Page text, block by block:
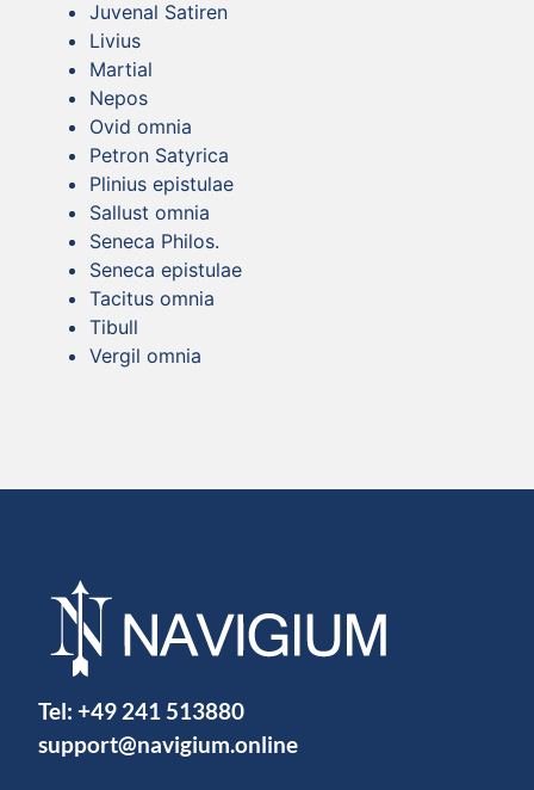
Juvenal Satiren
Livius
Martial
Nepos
Ovid omnia
Petron Satyrica
Plinius epistulae
Sallust omnia
Seneca Philos.
Seneca epistulae
Tacitus omnia
Tibull
Vergil omnia
Tel: +49 241 513880
support@navigium.online